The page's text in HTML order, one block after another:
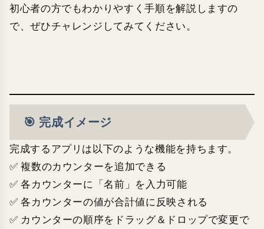
初心者の方でもわかりやすく手順を解説しますの
で、ぜひチャレンジしてみてください。
🎯 完成イメージ
完成するアプリは以下のような機能を持ちます。
✅ 複数のカウンターを追加できる
✅ 各カウンターに「名前」を入力可能
✅ 各カウンターの値が合計値に反映される
✅ カウンターの順序をドラッグ＆ドロップで変更で